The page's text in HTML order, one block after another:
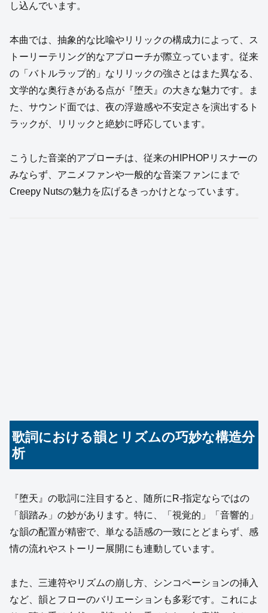
し込んでいます。
本曲では、抽象的な比喩やリリックの構成力によって、ス
トーリーテリング的なアプローチが際立っています。従来
の「バトルラップ的」なリリックの強さとはまた異なる、
文学的な奥行きがある点が『堕天』の大きな魅力です。ま
た、サウンド面では、夜の浮遊感や不安定さを演出するト
ラックが、リリックと絶妙に呼応しています。
こうした音楽的アプローチは、従来のHIPHOPリスナーの
みならず、アニメファンや一般的な音楽ファンにまで
Creepy Nutsの魅力を広げるきっかけとなっています。
歌詞における韻とリズムの巧妙な構造分
析
『堕天』の歌詞に注目すると、随所にR-指定ならではの
「韻踏み」の妙があります。特に、「視覚的」「音響的」
な韻の配置が精密で、単なる語感の一致にとどまらず、感
情の流れやストーリー展開にも連動しています。
また、三連符やリズムの崩し方、シンコペーションの挿入
など、韻とフローのバリエーションも多彩です。これによ